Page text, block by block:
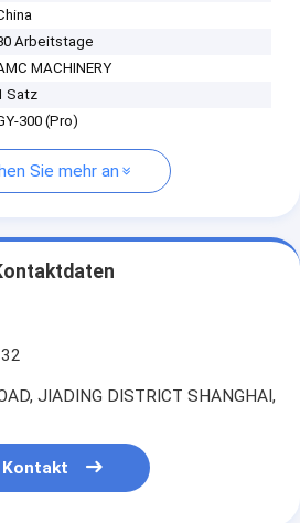
Arbeitstage
MACHINERY
Satz
300 (Pro)
Sie mehr an
JIADING DISTRICT SHANGHAI,
Kontakt